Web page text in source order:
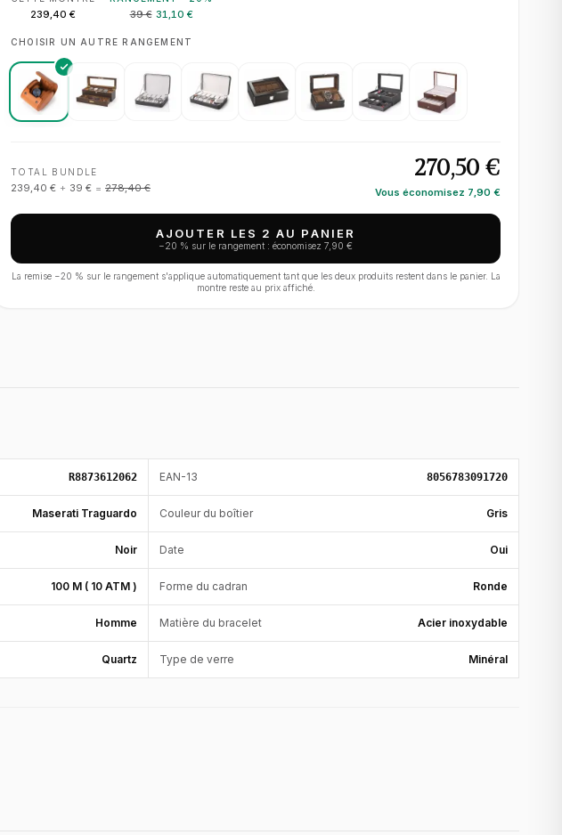
239,40 € 39 € 31,10 €
CHOISIR UN AUTRE RANGEMENT
TOTAL BUNDLE
239,40 € + 39 € = 278,40 €
270,50 €
Vous économisez 7,90 €
AJOUTER LES 2 AU PANIER
−20 % sur le rangement : économisez 7,90 €
La remise −20 % sur le rangement s'applique automatiquement tant que les deux produits restent dans le panier. La
montre reste au prix affiché.
R8873612062 EAN-13 8056783091720
Maserati Traguardo Couleur du boîtier Gris
Noir Date Oui
100 M ( 10 ATM ) Forme du cadran Ronde
Homme Matière du bracelet Acier inoxydable
Quartz Type de verre Minéral